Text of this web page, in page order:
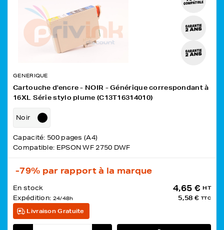
GENERIQUE
Cartouche d'encre - NOIR - Générique correspondant à
16XL Série stylo plume (C13T16314010)
Noir
Capacité: 500 pages (A4)
Compatible: EPSON WF 2750 DWF
-79% par rapport à la marque
En stock
Expédition: 24/48h
4,65 € HT
5,58 € TTC
Livraison Gratuite